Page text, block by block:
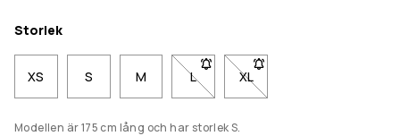
Storlek
XS S M L- Storlek L är inte tillgänglig. Klicka
XL- Storlek XL är inte
Modellen är 175 cm lång och har storlek S.